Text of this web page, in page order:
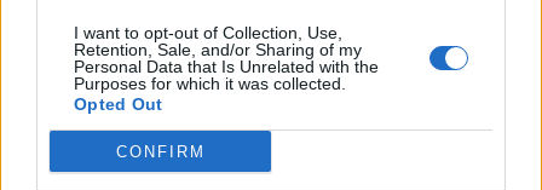
I want to opt-out of Collection, Use,
Retention, Sale, and/or Sharing of my
Personal Data that Is Unrelated with the
Purposes for which it was collected.
Opted Out
CONFIRM
ΥΠΑΑΤ: Αποζημιώσεις 38,1 εκατ. ευρώ σε
κτηνοτρόφους για ευλογιά, πανώλη και αφθώδη
πυρετό
06/08/2026 - 15:33
Στ. Παπασταύρου: Άμεσα αντιδιαβρωτικά έργα στη
Δυτική Αττική